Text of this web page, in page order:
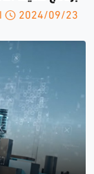
2024/09/23 الإثنين 18:57 م